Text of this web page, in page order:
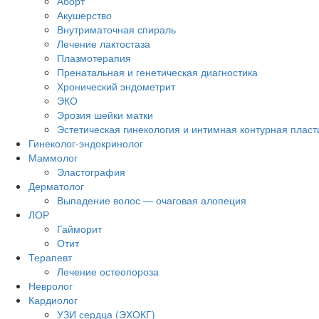
Акушерство
Внутриматочная спираль
Лечение лактостаза
Плазмотерапия
Пренатальная и генетическая диагностика
Хронический эндометрит
ЭКО
Эрозия шейки матки
Эстетическая гинекология и интимная контурная
Гинеколог-эндокринолог
Маммолог
Эластография
Дерматолог
Выпадение волос — очаговая алопеция
ЛОР
Гайморит
Отит
Терапевт
Лечение остеопороза
Невролог
Кардиолог
УЗИ сердца (ЭХОКГ)